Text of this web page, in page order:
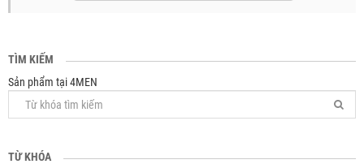
TÌM KIẾM
Sản phẩm tại 4MEN
TỪ KHÓA